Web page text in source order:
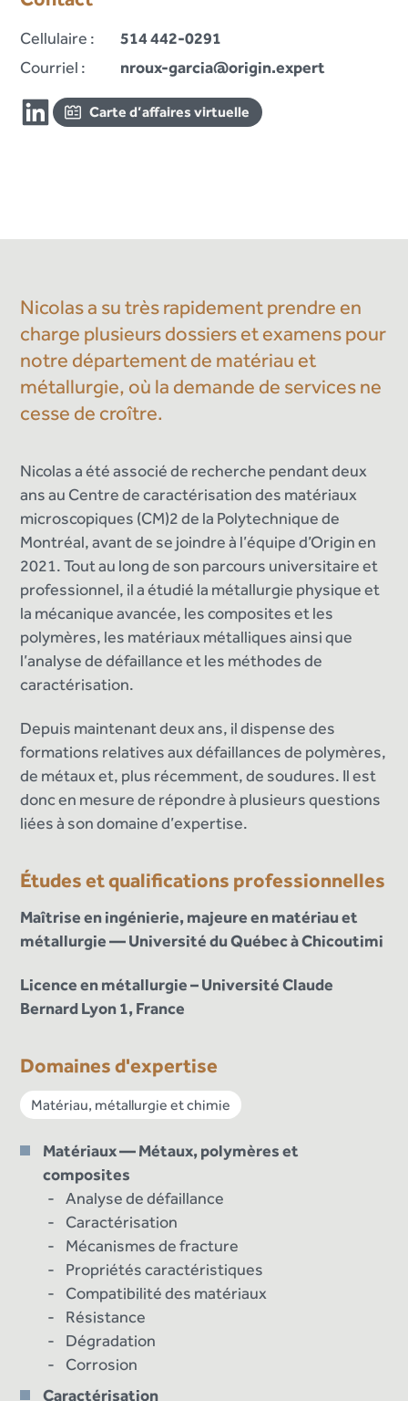
Cellulaire :
514 442-0291
Courriel :
nroux-garcia@origin.expert
Carte d’affaires virtuelle
Nicolas a su très rapidement prendre en
charge plusieurs dossiers et examens pour
notre département de matériau et
métallurgie, où la demande de services ne
cesse de croître.
Nicolas a été associé de recherche pendant deux
ans au Centre de caractérisation des matériaux
microscopiques (CM)2 de la Polytechnique de
Montréal, avant de se joindre à l’équipe d’Origin en
2021. Tout au long de son parcours universitaire et
professionnel, il a étudié la métallurgie physique et
la mécanique avancée, les composites et les
polymères, les matériaux métalliques ainsi que
l’analyse de défaillance et les méthodes de
caractérisation.
Depuis maintenant deux ans, il dispense des
formations relatives aux défaillances de polymères,
de métaux et, plus récemment, de soudures. Il est
donc en mesure de répondre à plusieurs questions
liées à son domaine d’expertise.
Études et qualifications professionnelles
Maîtrise en ingénierie, majeure en matériau et
métallurgie — Université du Québec à Chicoutimi
Licence en métallurgie – Université Claude
Bernard Lyon 1, France
Domaines d'expertise
Matériau, métallurgie et chimie
Matériaux — Métaux, polymères et
composites
Analyse de défaillance
Caractérisation
Mécanismes de fracture
Propriétés caractéristiques
Compatibilité des matériaux
Résistance
Dégradation
Corrosion
Caractérisation